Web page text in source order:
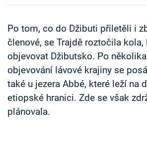
Sledujte nás
Po tom, co do Džibuti přiletěli i
členové, se Trajdě roztočila
objevovat Džibutsko. Po
objevování lávové krajiny se
také u jezera Abbé, které leží na
etiopské hranici. Zde se však
plánovala.